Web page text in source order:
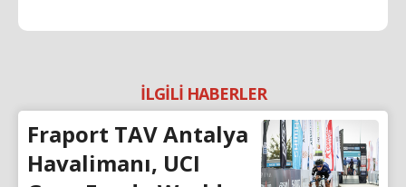
İLGİLİ HABERLER
Fraport TAV Antalya
Havalimanı, UCI